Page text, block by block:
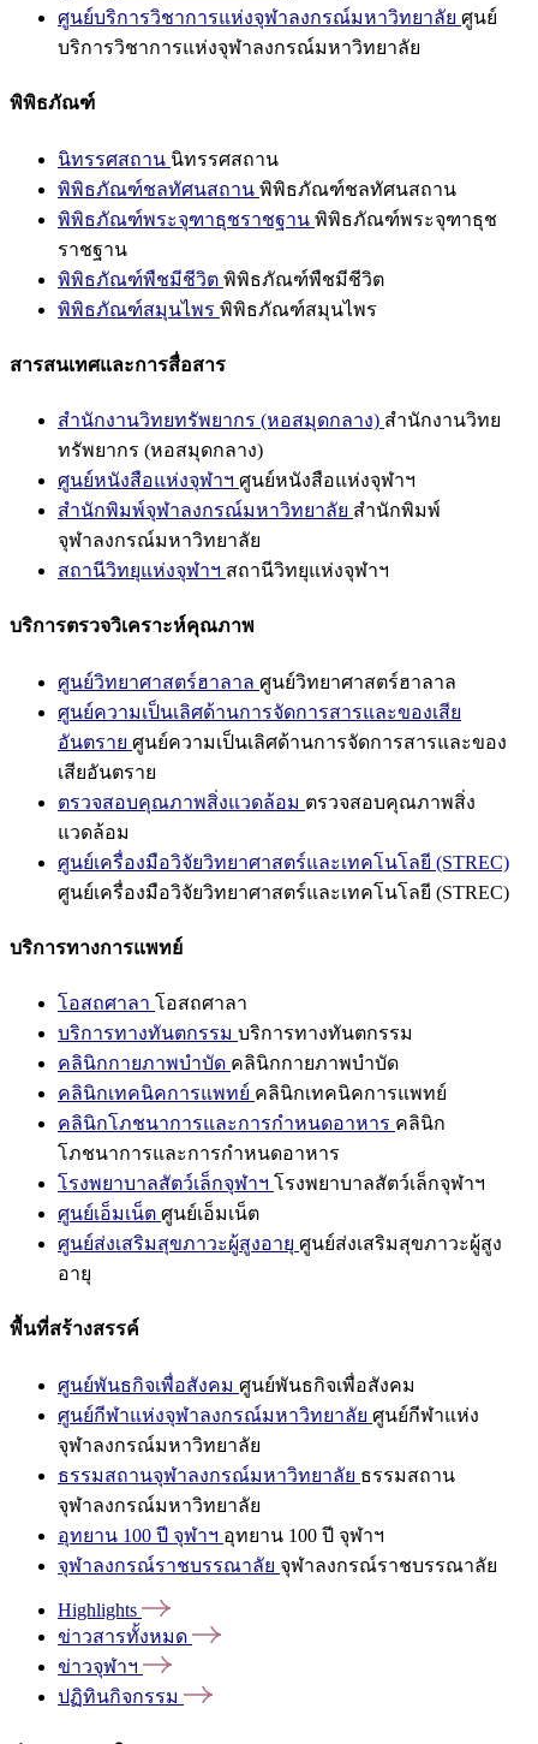
ศูนย์บริการวิชาการแห่งจุฬาลงกรณ์มหาวิทยาลัย ศูนย์
บริการวิชาการแห่งจุฬาลงกรณ์มหาวิทยาลัย
พิพิธภัณฑ์
นิทรรศสถาน นิทรรศสถาน
พิพิธภัณฑ์ชลทัศนสถาน พิพิธภัณฑ์ชลทัศนสถาน
พิพิธภัณฑ์พระจุฑาธุชราชฐาน พิพิธภัณฑ์พระจุฑาธุช
ราชฐาน
พิพิธภัณฑ์พืชมีชีวิต พิพิธภัณฑ์พืชมีชีวิต
พิพิธภัณฑ์สมุนไพร พิพิธภัณฑ์สมุนไพร
สารสนเทศและการสื่อสาร
สำนักงานวิทยทรัพยากร (หอสมุดกลาง) สำนักงานวิทย
ทรัพยากร (หอสมุดกลาง)
ศูนย์หนังสือแห่งจุฬาฯ ศูนย์หนังสือแห่งจุฬาฯ
สำนักพิมพ์จุฬาลงกรณ์มหาวิทยาลัย สำนักพิมพ์
จุฬาลงกรณ์มหาวิทยาลัย
สถานีวิทยุแห่งจุฬาฯ สถานีวิทยุแห่งจุฬาฯ
บริการตรวจวิเคราะห์คุณภาพ
ศูนย์วิทยาศาสตร์ฮาลาล ศูนย์วิทยาศาสตร์ฮาลาล
ศูนย์ความเป็นเลิศด้านการจัดการสารและของเสีย
อันตราย ศูนย์ความเป็นเลิศด้านการจัดการสารและของ
เสียอันตราย
ตรวจสอบคุณภาพสิ่งแวดล้อม ตรวจสอบคุณภาพสิ่ง
แวดล้อม
ศูนย์เครื่องมือวิจัยวิทยาศาสตร์และเทคโนโลยี (STREC)
ศูนย์เครื่องมือวิจัยวิทยาศาสตร์และเทคโนโลยี (STREC)
บริการทางการแพทย์
โอสถศาลา โอสถศาลา
บริการทางทันตกรรม บริการทางทันตกรรม
คลินิกกายภาพบำบัด คลินิกกายภาพบำบัด
คลินิกเทคนิคการแพทย์ คลินิกเทคนิคการแพทย์
คลินิกโภชนาการและการกำหนดอาหาร คลินิก
โภชนาการและการกำหนดอาหาร
โรงพยาบาลสัตว์เล็กจุฬาฯ โรงพยาบาลสัตว์เล็กจุฬาฯ
ศูนย์เอ็มเน็ต ศูนย์เอ็มเน็ต
ศูนย์ส่งเสริมสุขภาวะผู้สูงอายุ ศูนย์ส่งเสริมสุขภาวะผู้สูง
อายุ
พื้นที่สร้างสรรค์
ศูนย์พันธกิจเพื่อสังคม ศูนย์พันธกิจเพื่อสังคม
ศูนย์กีฬาแห่งจุฬาลงกรณ์มหาวิทยาลัย ศูนย์กีฬาแห่ง
จุฬาลงกรณ์มหาวิทยาลัย
ธรรมสถานจุฬาลงกรณ์มหาวิทยาลัย ธรรมสถาน
จุฬาลงกรณ์มหาวิทยาลัย
อุทยาน 100 ปี จุฬาฯ อุทยาน 100 ปี จุฬาฯ
จุฬาลงกรณ์ราชบรรณาลัย จุฬาลงกรณ์ราชบรรณาลัย
Highlights
ข่าวสารทั้งหมด
ข่าวจุฬาฯ
ปฏิทินกิจกรรม